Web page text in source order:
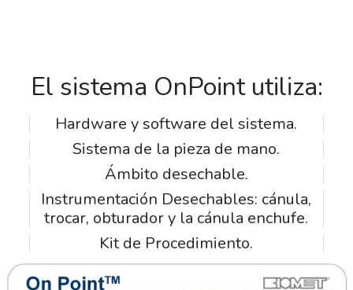
El sistema OnPoint utiliza:
Hardware y software del sistema.
Sistema de la pieza de mano.
Ámbito desechable.
Instrumentación Desechables: cánula,
trocar, obturador y la cánula enchufe.
Kit de Procedimiento.